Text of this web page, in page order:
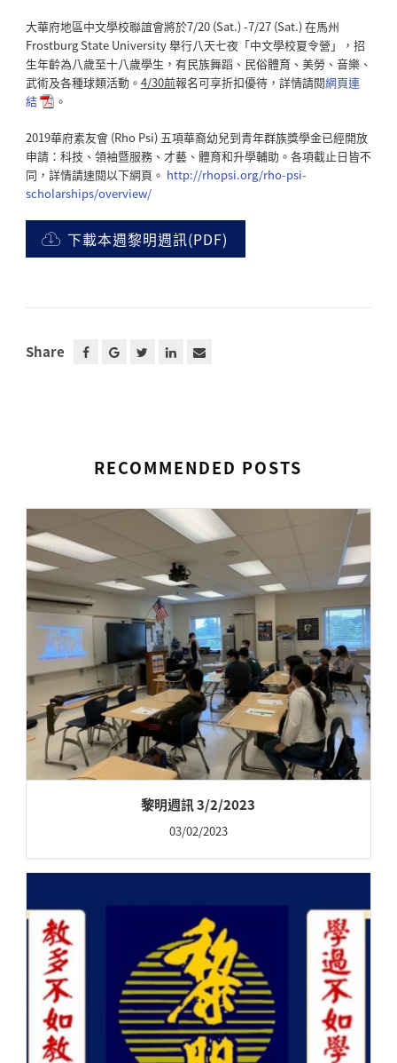
大華府地區中文學校聯誼會將於7/20 (Sat.) -7/27 (Sat.) 在馬州
Frostburg State University 舉行八天七夜「中文學校夏令營」，招
生年齡為八歲至十八歲學生，有民族舞蹈、民俗體育、美勞、音樂、
武術及各種球類活動。 4/30前報名可享折扣優待，詳情請閱網頁連
結
。
2019華府素友會 (Rho Psi) 五項華裔幼兒到青年群族獎學金已經開放
申請：科技、領袖暨服務、才藝、體育和升學輔助。各項截止日皆不
同，詳情請速閱以下網頁。 http://rhopsi.org/rho-psi-
scholarships/overview/
下載本週黎明週訊(PDF)
Share
RECOMMENDED POSTS
黎明週訊 3/2/2023
03/02/2023